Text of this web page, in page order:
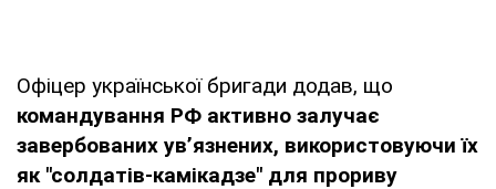
Офіцер української бригади додав, що
командування РФ активно залучає
завербованих ув’язнених, використовуючи їх
як "солдатів-камікадзе" для прориву